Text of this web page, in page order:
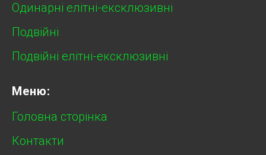
Одинарні елітні-ексклюзивні
Подвійні
Подвійні елітні-ексклюзивні
Меню:
Головна сторінка
Контакти